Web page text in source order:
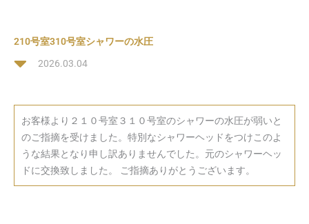
210号室310号室シャワーの水圧
2026.03.04
お客様より２１０号室３１０号室のシャワーの水圧が弱いと
のご指摘を受けました。特別なシャワーヘッドをつけこのよ
うな結果となり申し訳ありませんでした。元のシャワーヘッ
ドに交換致しました。 ご指摘ありがとうございます。